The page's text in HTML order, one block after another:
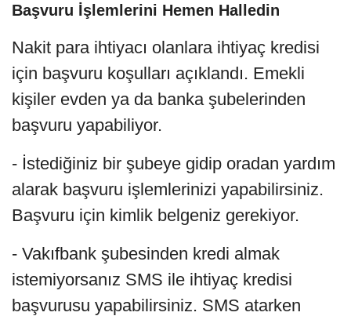
Başvuru İşlemlerini Hemen Halledin
Nakit para ihtiyacı olanlara ihtiyaç kredisi
için başvuru koşulları açıklandı. Emekli
kişiler evden ya da banka şubelerinden
başvuru yapabiliyor.
- İstediğiniz bir şubeye gidip oradan yardım
alarak başvuru işlemlerinizi yapabilirsiniz.
Başvuru için kimlik belgeniz gerekiyor.
- Vakıfbank şubesinden kredi almak
istemiyorsanız SMS ile ihtiyaç kredisi
başvurusu yapabilirsiniz. SMS atarken